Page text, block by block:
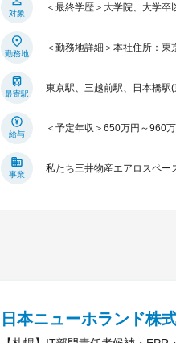
対象
＜最終学歴＞大学院、大学卒
勤務地
＜勤務地詳細＞本社住所：
最寄駅
東京駅、三越前駅、日本橋駅
給与
＜予定年収＞650万円～960
事業
私たち三井物産エアロスペー
日本ニューホランド株